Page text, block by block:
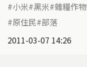
小米 黑米 雜糧作物
原住民 部落
2011-03-07 14:26